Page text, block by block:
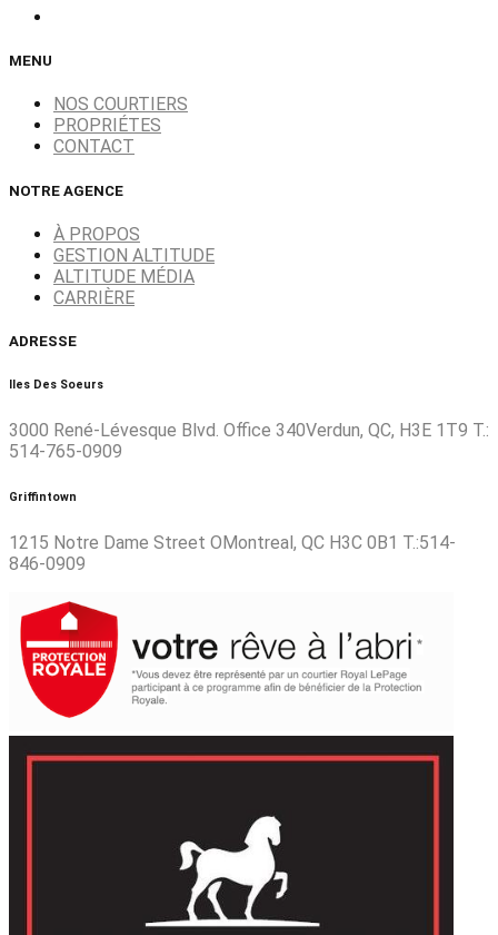
MENU
NOS COURTIERS
PROPRIÉTES
CONTACT
NOTRE AGENCE
À PROPOS
GESTION ALTITUDE
ALTITUDE MÉDIA
CARRIÈRE
ADRESSE
Iles Des Soeurs
3000 René-Lévesque Blvd. Office 340Verdun, QC, H3E 1T9 T.:
514-765-0909
Griffintown
1215 Notre Dame Street OMontreal, QC H3C 0B1 T.:514-
846-0909